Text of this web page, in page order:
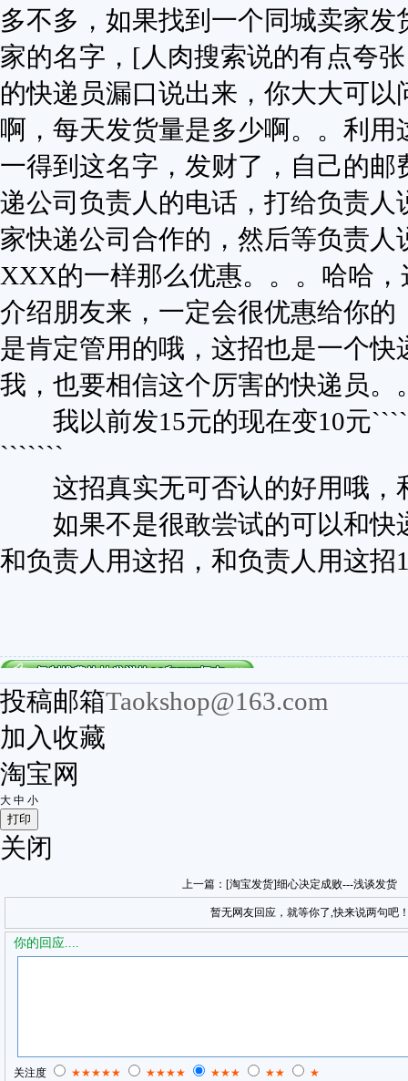
多不多，如果找到一个同城卖家
家的名字，[人肉搜索说的有点夸
的快递员漏口说出来，你大大可
啊，每天发货量是多少啊。。利
一得到这名字，发财了，自己的
递公司负责人的电话，打给负责
家快递公司合作的，然后等负责
XXX的一样那么优惠。。。哈哈
介绍朋友来，一定会很优惠给你
是肯定管用的哦，这招也是一个
我，也要相信这个厉害的快递员。
我以前发15元的现在变10元
```````
这招真实无可否认的好用哦，
如果不是很敢尝试的可以和快
和负责人用这招，和负责人用这招
投稿邮箱Taokshop@163.com
加入收藏
淘宝网
大 中 小
关闭
上一篇： [淘宝发货]细心决定成败---浅谈发货
暂无网友回应，就等你了,快来说两句吧
你的回应....
关注度 ★★★★★ ★★★★ ★★★ ★★
★